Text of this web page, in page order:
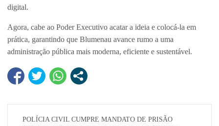
digital.
Agora, cabe ao Poder Executivo acatar a ideia e colocá-la em
prática, garantindo que Blumenau avance rumo a uma
administração pública mais moderna, eficiente e sustentável.
POLÍCIA CIVIL CUMPRE MANDATO DE PRISÃO